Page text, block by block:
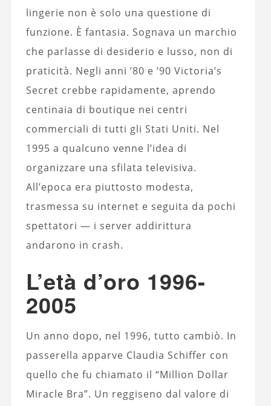
lingerie non è solo una questione di
funzione. È fantasia. Sognava un marchio
che parlasse di desiderio e lusso, non di
praticità. Negli anni ’80 e ’90 Victoria’s
Secret crebbe rapidamente, aprendo
centinaia di boutique nei centri
commerciali di tutti gli Stati Uniti. Nel
1995 a qualcuno venne l’idea di
organizzare una sfilata televisiva.
All’epoca era piuttosto modesta,
trasmessa su internet e seguita da pochi
spettatori — i server addirittura
andarono in crash.
L’età d’oro 1996-
2005
Un anno dopo, nel 1996, tutto cambiò. In
passerella apparve Claudia Schiffer con
quello che fu chiamato il “Million Dollar
Miracle Bra”. Un reggiseno dal valore di